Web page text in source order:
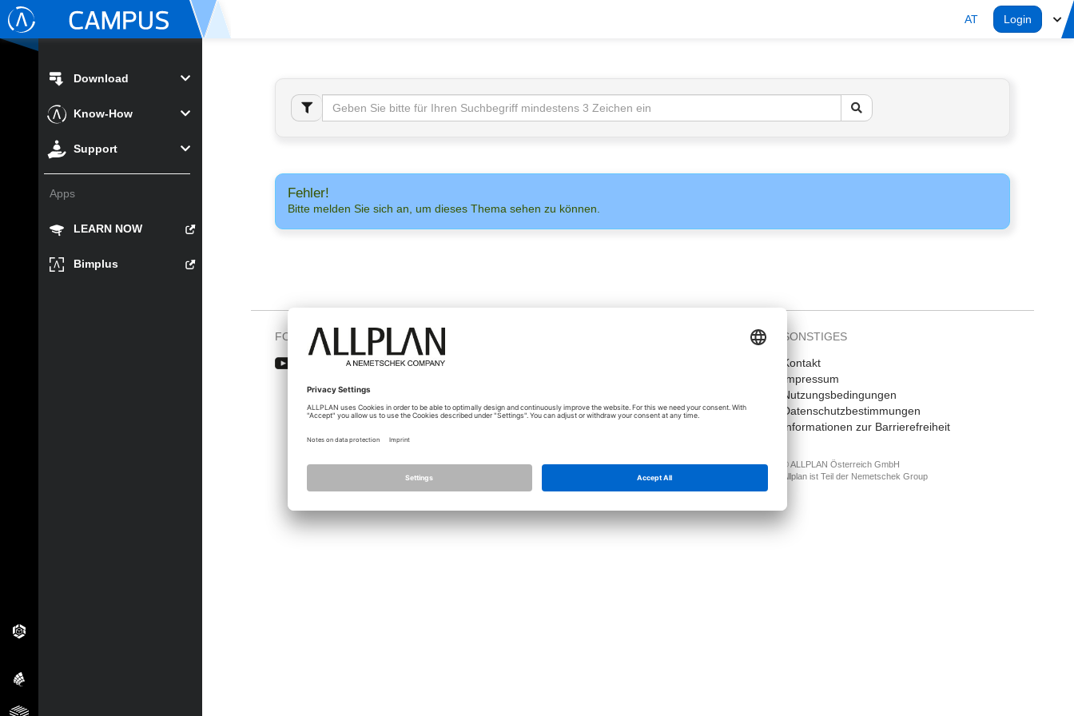
AT Login
Download
Know-How
Support
Apps
LEARN NOW
Bimplus
Fehler!
Bitte melden Sie sich an, um dieses Thema sehen zu können.
FOLGEN SIE UNS AUF
Lizenz
Datenschutz Einstellungen
SONSTIGES
Kontakt
Impressum
Nutzungsbedingungen
Datenschutzbestimmungen
Informationen zur Barrierefreiheit
© ALLPLAN Österreich GmbH
Allplan ist Teil der Nemetschek Group